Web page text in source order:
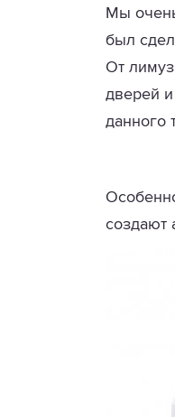
Мы
был
От
дверей
данного
создают